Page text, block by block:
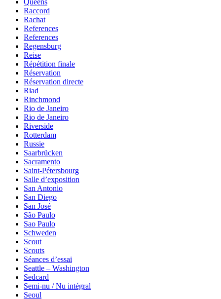
Raccord
Rachat
References
References
Regensburg
Reise
Répétition finale
Réservation
Réservation directe
Riad
Rinchmond
Rio de Janeiro
Rio de Janeiro
Riverside
Rotterdam
Russie
Saarbrücken
Sacramento
Saint-Pétersbourg
Salle d’exposition
San Antonio
San Diego
San José
São Paulo
Sao Paulo
Schweden
Scout
Scouts
Séances d’essai
Seattle – Washington
Sedcard
Semi-nu / Nu intégral
Seoul